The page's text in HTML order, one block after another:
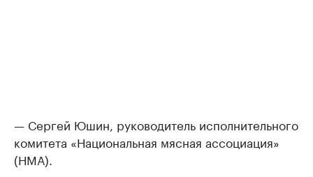
— Сергей Юшин, руководитель исполнительного
комитета «Национальная мясная ассоциация»
(НМА).